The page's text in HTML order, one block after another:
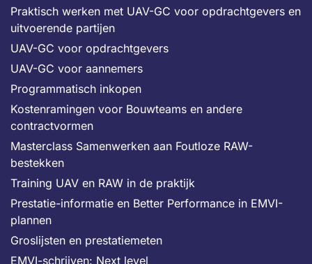
Praktisch werken met UAV-GC voor opdrachtgevers en
uitvoerende partijen
UAV-GC voor opdrachtgevers
UAV-GC voor aannemers
Programmatisch inkopen
Kostenramingen voor Bouwteams en andere
contractvormen
Masterclass Samenwerken aan Foutloze RAW-
bestekken
Training UAV en RAW in de praktijk
Prestatie-informatie en Better Performance in EMVI-
plannen
Groslijsten en prestatiemeten
EMVI-schrijven: Next level